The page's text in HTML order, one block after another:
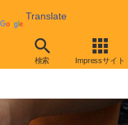
Translate
検索 Impressサイト